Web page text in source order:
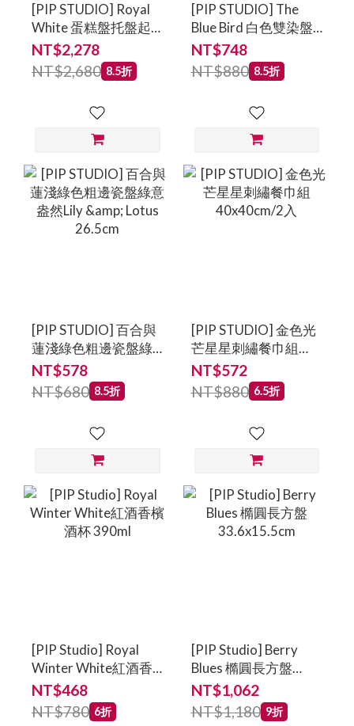
[PIP STUDIO] Royal
White 蛋糕盤托盤起
司盤分享盤
NT$2,278
NT$2,680 8.5折
[PIP STUDIO] The
Blue Bird 白色雙染盤
23cm
NT$748
NT$880 8.5折
[PIP STUDIO] 百合與
蓮淺綠色粗邊瓷盤綠
意盎然Lily & Lotus
26.5cm
NT$578
NT$680 8.5折
[PIP STUDIO] 金色光
芒星星刺繡餐巾組
40x40cm/2入
NT$572
NT$880 6.5折
[PIP Studio] Royal
Winter White紅酒香
檳酒杯 390ml
NT$468
NT$780 6折
[PIP Studio] Berry
Blues 橢圓長方盤
33.6x15.5cm
NT$1,062
NT$1,180 9折